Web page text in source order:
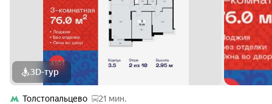
3D-тур
Толстопальцево
21 мин.